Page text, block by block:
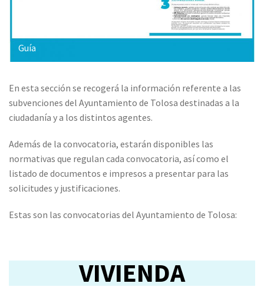
Guía
En esta sección se recogerá la información referente a las
subvenciones del Ayuntamiento de Tolosa destinadas a la
ciudadanía y a los distintos agentes.
Además de la convocatoria, estarán disponibles las
normativas que regulan cada convocatoria, así como el
listado de documentos e impresos a presentar para las
solicitudes y justificaciones.
Estas son las convocatorias del Ayuntamiento de Tolosa:
VIVIENDA